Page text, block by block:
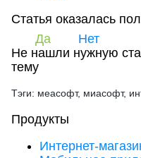
Статья оказалась
Да
Нет
Не нашли нужную
тему
Тэги: меасофт, миасофт,
Продукты
Интернет-